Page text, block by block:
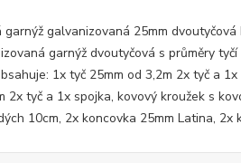
garnýž galvanizovaná 25mm
garnýž dvoutyčová s průměry tyčí
1x tyč 25mm od 3,2m 2x tyč a
2x tyč a 1x spojka, kovový kroužek s
10cm, 2x koncovka 25mm Latina, 2x